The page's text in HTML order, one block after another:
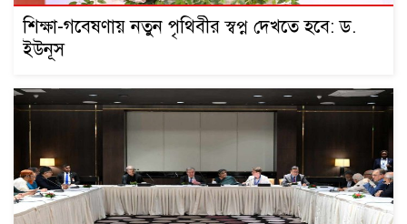
শিক্ষা-গবেষণায় নতুন পৃথিবীর স্বপ্ন দেখতে হবে: ড.
ইউনূস